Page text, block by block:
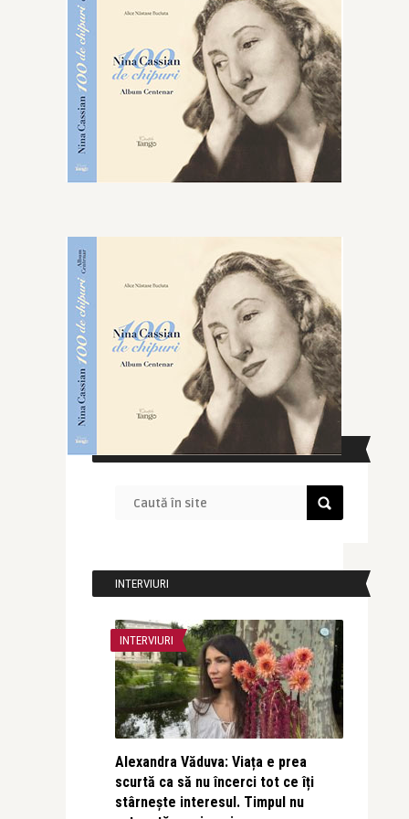
CAUTĂ ÎN SITE
INTERVIURI
INTERVIURI
Alexandra Văduva: Viața e prea
scurtă ca să nu încerci tot ce îți
stârnește interesul. Timpul nu